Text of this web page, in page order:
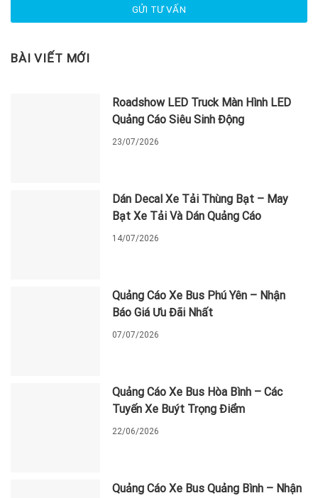
BÀI VIẾT MỚI
Roadshow LED Truck Màn Hình LED
Quảng Cáo Siêu Sinh Động
23/07/2026
Dán Decal Xe Tải Thùng Bạt – May
Bạt Xe Tải Và Dán Quảng Cáo
14/07/2026
Quảng Cáo Xe Bus Phú Yên – Nhận
Báo Giá Ưu Đãi Nhất
07/07/2026
Quảng Cáo Xe Bus Hòa Bình – Các
Tuyến Xe Buýt Trọng Điểm
22/06/2026
Quảng Cáo Xe Bus Quảng Bình – Nhận